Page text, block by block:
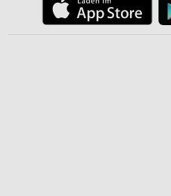
Informationen identifizieren